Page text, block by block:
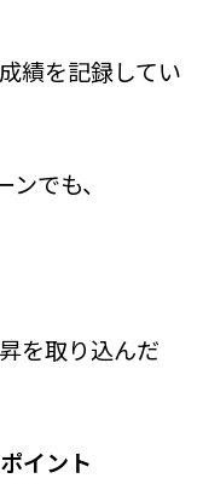
績を記録してい
でも、
を取り込んだ
イント